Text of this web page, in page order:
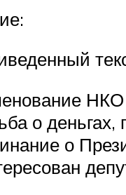
НКО
о
о